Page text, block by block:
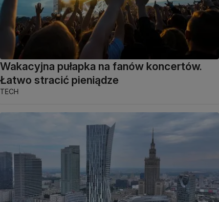
Wakacyjna pułapka na fanów koncertów.
Łatwo stracić pieniądze
TECH